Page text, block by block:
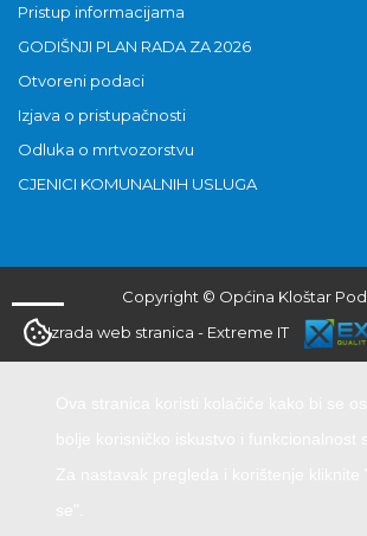
Pristup informacijama
GODIŠNJI PLAN RADA ZA 2026
Otvoreni podaci
Izjava o pristupačnosti
Odluka o mrtvozorstvu
CJENICI KOMUNALNIH USLUGA
Copyright © Općina Kloštar
Izrada web stranica - Extreme IT